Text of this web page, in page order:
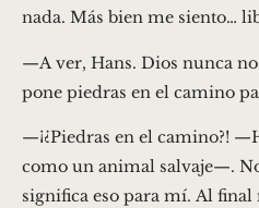
nada. Más bien me siento…
—A ver, Hans. Dios nunca
pone piedras en el camino
—¡¿Piedras en el camino?!
como un animal salvaje—.
significa eso para mí. Al